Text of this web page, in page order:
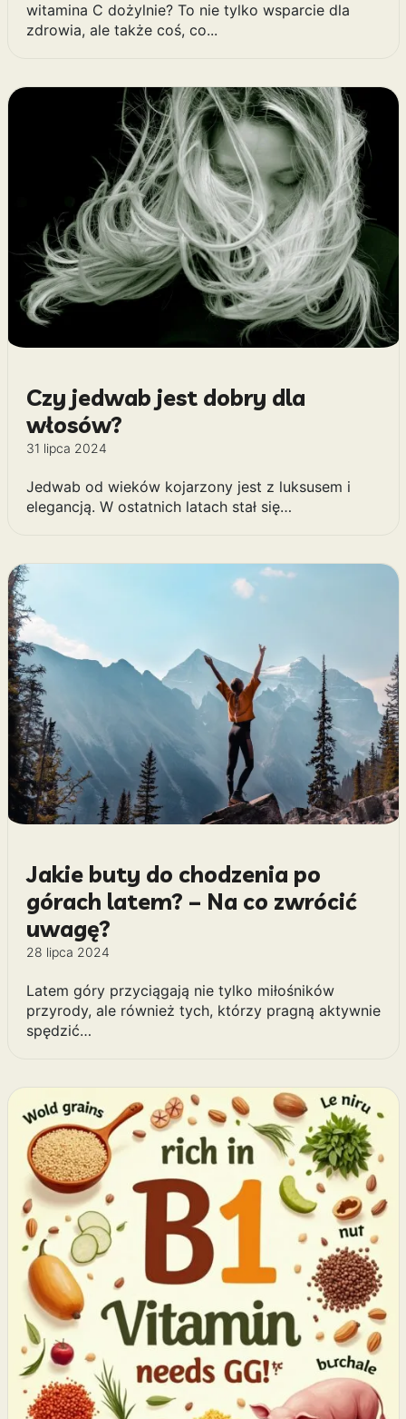
witamina C dożylnie? To nie tylko wsparcie dla
zdrowia, ale także coś, co...
Czy jedwab jest dobry dla
włosów?
31 lipca 2024
Jedwab od wieków kojarzony jest z luksusem i
elegancją. W ostatnich latach stał się…
Jakie buty do chodzenia po
górach latem? – Na co zwrócić
uwagę?
28 lipca 2024
Latem góry przyciągają nie tylko miłośników
przyrody, ale również tych, którzy pragną aktywnie
spędzić…